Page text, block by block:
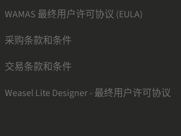
WAMAS 最终用户许可协议 (EULA)
采购条款和条件
交易条款和条件
Weasel Lite Designer - 最终用户许可协议